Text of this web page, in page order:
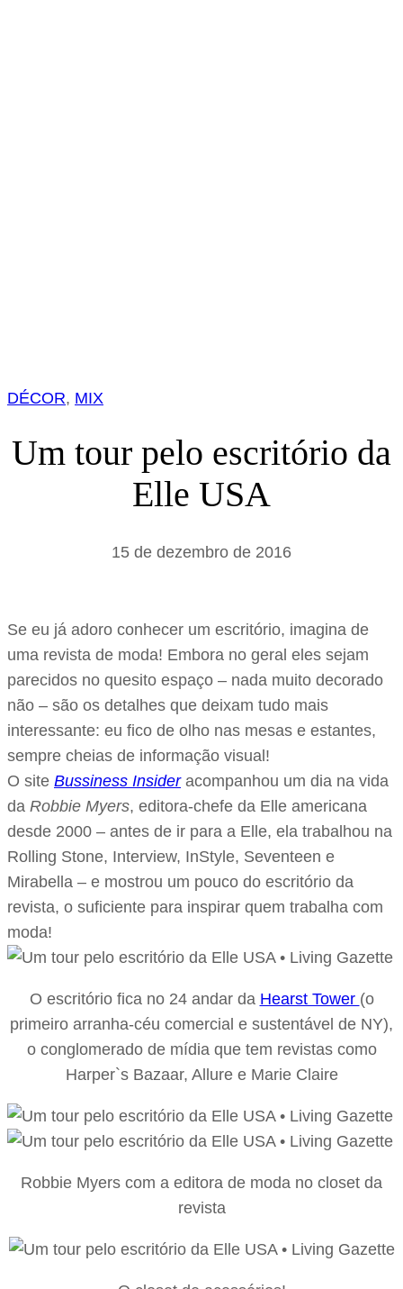
DÉCOR, MIX
Um tour pelo escritório da
Elle USA
15 de dezembro de 2016
Se eu já adoro conhecer um escritório, imagina de
uma revista de moda! Embora no geral eles sejam
parecidos no quesito espaço – nada muito decorado
não – são os detalhes que deixam tudo mais
interessante: eu fico de olho nas mesas e estantes,
sempre cheias de informação visual!
O site Bussiness Insideracompanhou um dia na vida
da Robbie Myers, editora-chefe da Elle americana
desde 2000 – antes de ir para a Elle, ela trabalhou na
Rolling Stone, Interview, InStyle, Seventeen e
Mirabella – e mostrou um pouco do escritório da
revista, o suficiente para inspirar quem trabalha com
moda!
O escritório fica no 24 andar da Hearst Tower (o
primeiro arranha-céu comercial e sustentável de NY),
o conglomerado de mídia que tem revistas como
Harper`s Bazaar, Allure e Marie Claire
Robbie Myers com a editora de moda no closet da
revista